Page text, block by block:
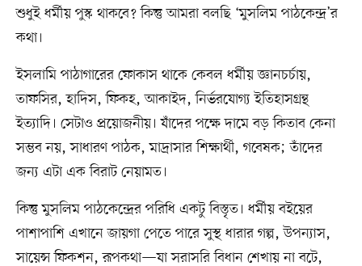
শুধুই ধর্মীয় পুস্ক থাকবে? কিন্তু আমরা বলছি ‘মুসলিম পাঠকেন্দ্র’র
কথা।
ইসলামি পাঠাগারের ফোকাস থাকে কেবল ধর্মীয় জ্ঞানচর্চায়,
তাফসির, হাদিস, ফিকহ, আকাইদ, নির্ভরযোগ্য ইতিহাসগ্রন্থ
ইত্যাদি। সেটাও প্রয়োজনীয়। যাঁদের পক্ষে দামে বড় কিতাব কেনা
সম্ভব নয়, সাধারণ পাঠক, মাদ্রাসার শিক্ষার্থী, গবেষক; তাঁদের
জন্য এটা এক বিরাট নেয়ামত।
কিন্তু মুসলিম পাঠকেন্দ্রের পরিধি একটু বিস্তৃত। ধর্মীয় বইয়ের
পাশাপাশি এখানে জায়গা পেতে পারে সুস্থ ধারার গল্প, উপন্যাস,
সায়েন্স ফিকশন, রূপকথা—যা সরাসরি বিধান শেখায় না বটে,